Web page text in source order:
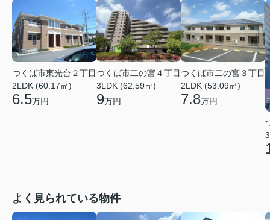
つくば市東光台２丁目
2LDK (60.17㎡)
6.5万円
つくば市二の宮４丁目
3LDK (62.59㎡)
9万円
つくば市二の宮３丁目
2LDK (53.09㎡)
7.8万円
よく見られている物件